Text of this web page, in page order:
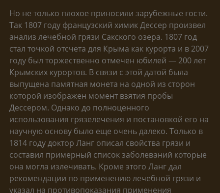
Но не только плохое приносили зарубежные гости.
Так 1807 году французский химик Дессер произвел
анализ лечебной грязи Сакского озера. 1807 год
стал точкой отсчета для Крыма как курорта и в 2007
году был торжественно отмечен юбилей — 200 лет
Крымских курортов. В связи с этой датой была
выпущена памятная монета на одной из сторон
которой изображен момент взятия пробы
Дессером. Однако до полноценного
использования грязелечения и постановкой его на
научную основу было еще очень далеко. Только в
1814 году доктор Ланг описал свойства грязи и
составил примерный список заболеваний которые
она могла излечивать. Кроме этого Ланг дал
рекомендации по применению лечебной грязи и
указал на противопоказания применения